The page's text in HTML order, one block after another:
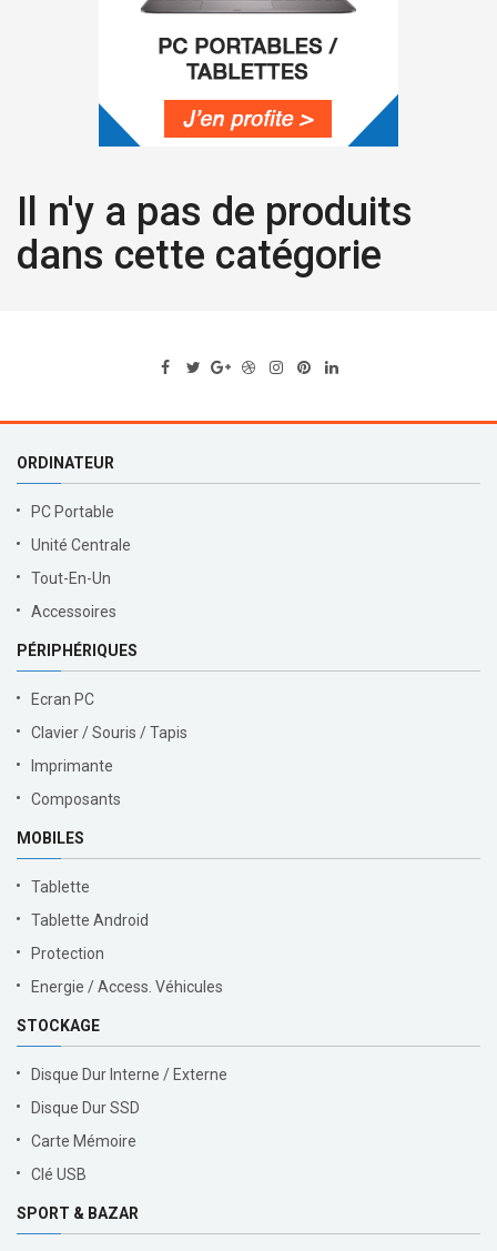
Il n'y a pas de produits
dans cette catégorie
ORDINATEUR
PC Portable
Unité Centrale
Tout-En-Un
Accessoires
PÉRIPHÉRIQUES
Ecran PC
Clavier / Souris / Tapis
Imprimante
Composants
MOBILES
Tablette
Tablette Android
Protection
Energie / Access. Véhicules
STOCKAGE
Disque Dur Interne / Externe
Disque Dur SSD
Carte Mémoire
Clé USB
SPORT & BAZAR